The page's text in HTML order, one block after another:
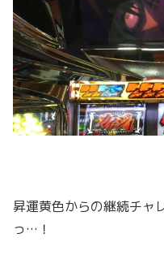
昇運黄色からの継続チャ
っ…！